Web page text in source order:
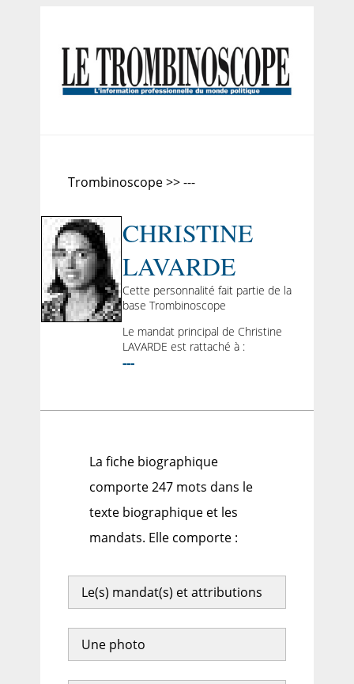
Trombinoscope >> ---
CHRISTINE
LAVARDE
Cette personnalité fait partie de la
base Trombinoscope
Le mandat principal de Christine
LAVARDE est rattaché à :
---
La fiche biographique
comporte 247 mots dans le
texte biographique et les
mandats. Elle comporte :
Le(s) mandat(s) et attributions
Une photo